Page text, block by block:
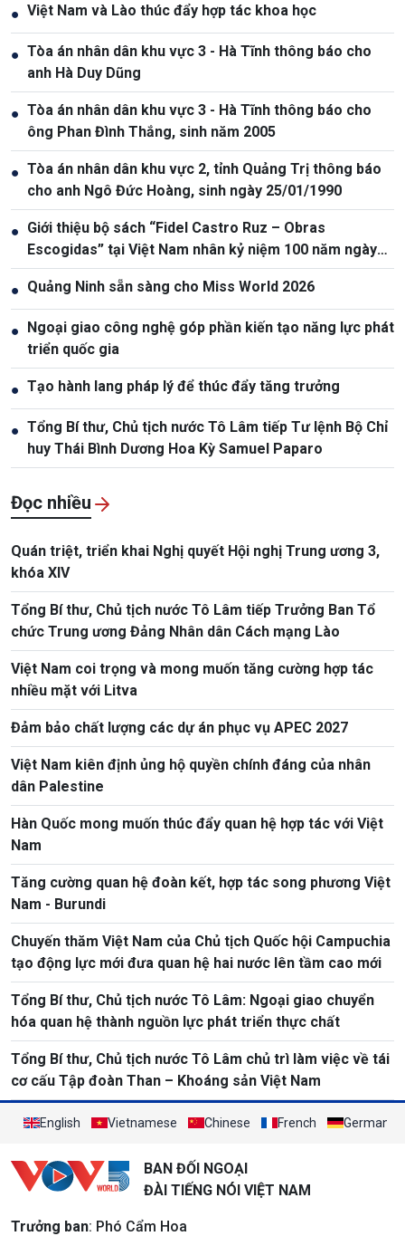
● Việt Nam và Lào thúc đẩy hợp tác khoa học
● Tòa án nhân dân khu vực 3 - Hà Tĩnh thông báo cho
anh Hà Duy Dũng
● Tòa án nhân dân khu vực 3 - Hà Tĩnh thông báo cho
ông Phan Đình Thắng, sinh năm 2005
● Tòa án nhân dân khu vực 2, tỉnh Quảng Trị thông báo
cho anh Ngô Đức Hoàng, sinh ngày 25/01/1990
● Giới thiệu bộ sách “Fidel Castro Ruz – Obras
Escogidas” tại Việt Nam nhân kỷ niệm 100 năm ngày
sinh Fidel Castro
● Quảng Ninh sẵn sàng cho Miss World 2026
● Ngoại giao công nghệ góp phần kiến tạo năng lực phát
triển quốc gia
● Tạo hành lang pháp lý để thúc đẩy tăng trưởng
● Tổng Bí thư, Chủ tịch nước Tô Lâm tiếp Tư lệnh Bộ Chỉ
huy Thái Bình Dương Hoa Kỳ Samuel Paparo
Đọc nhiều
Quán triệt, triển khai Nghị quyết Hội nghị Trung ương 3,
khóa XIV
Tổng Bí thư, Chủ tịch nước Tô Lâm tiếp Trưởng Ban Tổ
chức Trung ương Đảng Nhân dân Cách mạng Lào
Việt Nam coi trọng và mong muốn tăng cường hợp tác
nhiều mặt với Litva
Đảm bảo chất lượng các dự án phục vụ APEC 2027
Việt Nam kiên định ủng hộ quyền chính đáng của nhân
dân Palestine
Hàn Quốc mong muốn thúc đẩy quan hệ hợp tác với Việt
Nam
Tăng cường quan hệ đoàn kết, hợp tác song phương Việt
Nam - Burundi
Chuyến thăm Việt Nam của Chủ tịch Quốc hội Campuchia
tạo động lực mới đưa quan hệ hai nước lên tầm cao mới
Tổng Bí thư, Chủ tịch nước Tô Lâm: Ngoại giao chuyển
hóa quan hệ thành nguồn lực phát triển thực chất
Tổng Bí thư, Chủ tịch nước Tô Lâm chủ trì làm việc về tái
cơ cấu Tập đoàn Than – Khoáng sản Việt Nam
English Vietnamese Chinese French German
BAN ĐỐI NGOẠI
ĐÀI TIẾNG NÓI VIỆT NAM
Trưởng ban: Phó Cẩm Hoa